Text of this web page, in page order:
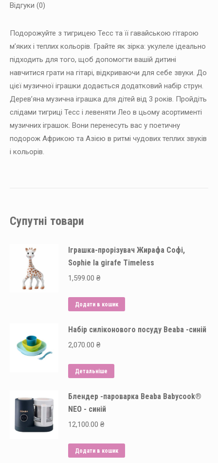
Відгуки (0)
Подорожуйте з тигрицею Тесс та її гавайською гітарою
м’яких і теплих кольорів. Грайте як зірка: укулеле ідеально
підходить для того, щоб допомогти вашій дитині
навчитися грати на гітарі, відкриваючи для себе звуки. До
цієї музичної іграшки додається додатковий набір струн.
Дерев’яна музична іграшка для дітей від 3 років. Пройдіть
слідами тигриці Тесс і левеняти Лео в цьому асортименті
музичних іграшок. Вони перенесуть вас у поетичну
подорож Африкою та Азією в ритмі чудових теплих звуків
і кольорів.
Супутні товари
Іграшка-прорізувач Жирафа Софі,
Sophie la girafe Timeless
1,599.00 ₴
Додати в кошик
Набір силіконового посуду Beaba -синій
2,070.00 ₴
Детальніше
Блендер -пароварка Beaba Babycook®
NEO - синій
12,100.00 ₴
Додати в кошик